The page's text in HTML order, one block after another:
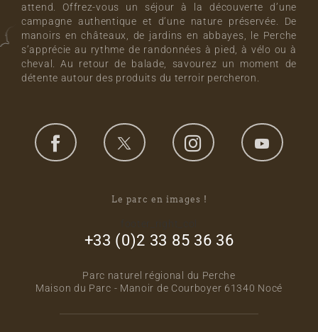
attend. Offrez-vous un séjour à la découverte d’une
campagne authentique et d’une nature préservée. De
manoirs en châteaux, de jardins en abbayes, le Perche
s’apprécie au rythme de randonnées à pied, à vélo ou à
cheval. Au retour de balade, savourez un moment de
détente autour des produits du terroir percheron.
Le parc en images !
+33 (0)2 33 85 36 36
Parc naturel régional du Perche
Maison du Parc - Manoir de Courboyer 61340 Nocé